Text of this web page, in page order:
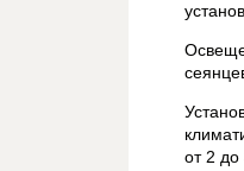
от 2 до